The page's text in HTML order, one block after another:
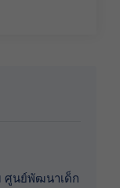
ศูนย์พัฒนาเด็ก